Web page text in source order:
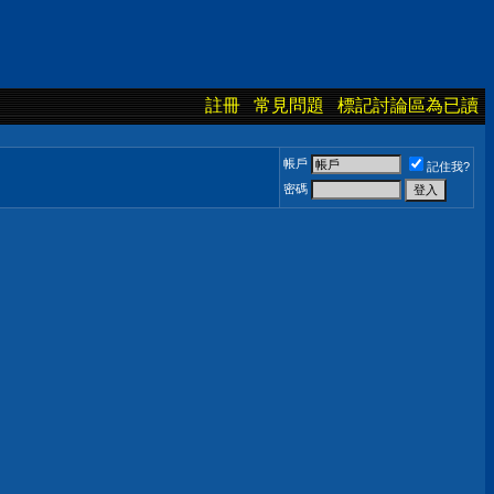
註冊 常見問題 標記討論區為已讀
帳戶
記住我?
密碼